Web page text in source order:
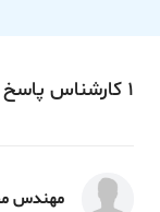
1 کارشناس پاسخ
مهندس